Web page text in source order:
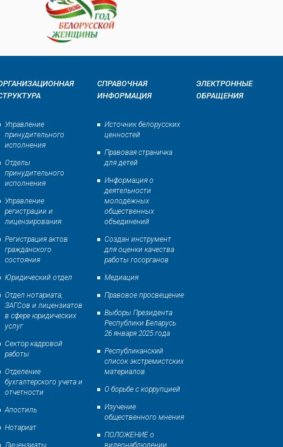
Управление
принудительного
исполнения
Отделы
принудительного
исполнения
Управление
регистрации и
лицензирования
Регистрация актов
гражданского
состояния
Юридический отдел
Отдел нотариата,
ЗАГСов и лицензиатов
в сфере юридических
услуг
Сектор кадровой
работы
Отделение
бухгалтерского учета и
отчетности
Апостиль
Нотариат
Лицензиаты
СПРАВОЧНАЯ
ИНФОРМАЦИЯ
Источник белорусских
ценностей
Правовая страничка
для детей
Информация о
деятельности
молодёжных
общественных
объединений
Создан инструмент
для оценки качества
работы госорганов
Медиация
Правовое просвещение
Выборы Президента
Республики Беларусь
26 января 2025 года
Республиканский
список экстремистских
материалов
О борьбе с коррупцией
Изучение
общественного мнения
ПОЛОЖЕНИЕ о
видеонаблюдении
ЭЛЕКТРОННЫЕ
ОБРАЩЕНИЯ